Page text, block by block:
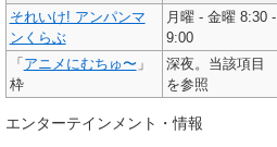
それいけ! アンパンマ
ンくらぶ
月曜 - 金曜 8:30 -
9:00
「 アニメにむちゅ〜」
枠
深夜。当該項目
を参照
エンターテインメント・情報